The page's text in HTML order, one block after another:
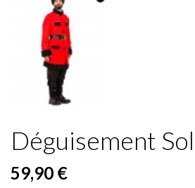
Déguisement
59,90 €